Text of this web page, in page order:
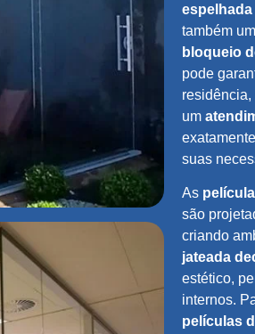
espelhada
também
bloqueio
pode
um
suas
As
são
criando
jateada
estético,
internos.
películas